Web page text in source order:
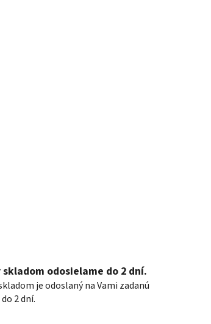
skladom odosielame do 2 dní.
je odoslaný na Vami zadanú
2 dní.